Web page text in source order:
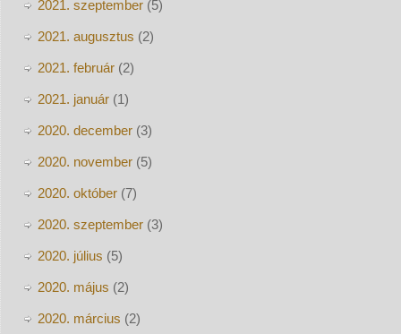
2021. szeptember(5)
2021. augusztus (2)
2021. február(2)
2021. január(1)
2020. december(3)
2020. november(5)
2020. október(7)
2020. szeptember(3)
2020. július (5)
2020. május (2)
2020. március (2)